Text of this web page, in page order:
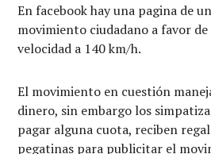
En facebook hay una pagina de
movimiento ciudadano a favor
velocidad a 140 km/h.
El movimiento en cuestión
dinero, sin embargo los
pagar alguna cuota, reciben
pegatinas para publicitar el